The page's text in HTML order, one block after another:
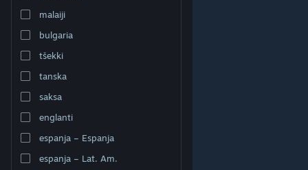
malaiji
bulgaria
tšekki
tanska
saksa
englanti
espanja – Espanja
espanja – Lat. Am.